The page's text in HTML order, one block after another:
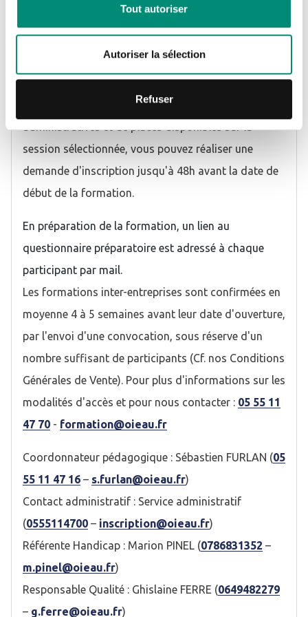
Tout autoriser
Autoriser la sélection
Refuser
"S'inscrire", puis suivre la procédure de pré-
inscription proposée sur le site Internet ou
télécharger et renvoyer un bulletin complété par mail
àinscription@oieau.fr
Sous réserve du respect des modalités
administratives et de places disponibles sur la
session sélectionnée, vous pouvez réaliser une
demande d'inscription jusqu'à 48h avant la date de
début de la formation.
En préparation de la formation, un lien au
questionnaire préparatoire est adressé à chaque
participant par mail.
Les formations inter-entreprises sont confirmées en
moyenne 4 à 5 semaines avant leur date d'ouverture,
par l'envoi d'une convocation, sous réserve d'un
nombre suffisant de participants (Cf. nos Conditions
Générales de Vente). Pour plus d'informations sur les
modalités d'accès et pour nous contacter : 05 55 11
47 70 - formation@oieau.fr
Coordonnateur pédagogique : Sébastien FURLAN (05
55 11 47 16 – s.furlan@oieau.fr)
Contact administratif : Service administratif
(0555114700 – inscription@oieau.fr)
Référente Handicap : Marion PINEL (0786831352 –
m.pinel@oieau.fr)
Responsable Qualité : Ghislaine FERRE (0649482279
– g.ferre@oieau.fr)